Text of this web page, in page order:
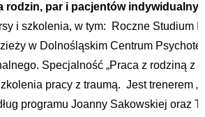
rodzin, par i pacjentów
i szkolenia, w tym: Roczne Studium
w Dolnośląskim Centrum
Specjalność „Praca z rodziną z
pracy z traumą. Jest trenerem
programu Joanny Sakowskiej oraz